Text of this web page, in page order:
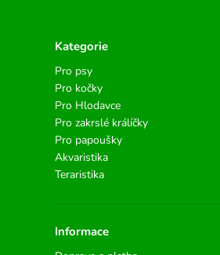
Kategorie
Pro psy
Pro kočky
Pro Hlodavce
Pro zakrslé králíčky
Pro papoušky
Akvaristika
Teraristika
Informace